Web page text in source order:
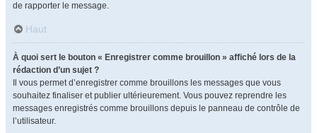
de rapporter le message.
Haut
À quoi sert le bouton « Enregistrer comme brouillon » affiché lors de la
rédaction d’un sujet ?
Il vous permet d’enregistrer comme brouillons les messages que vous
souhaitez finaliser et publier ultérieurement. Vous pouvez reprendre les
messages enregistrés comme brouillons depuis le panneau de contrôle de
l’utilisateur.